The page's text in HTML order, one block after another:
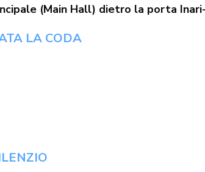
(Main Hall) dietro la porta
LA CODA